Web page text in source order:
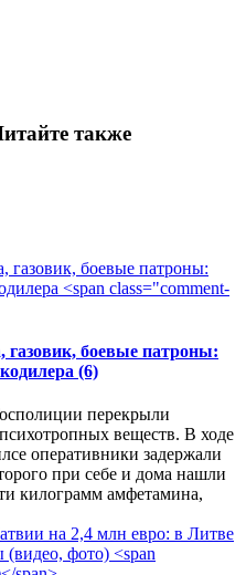
также
боевые патроны:
(6)
перекрыли
веществ. В ходе
оперативники задержали
при себе и дома нашли
килограмм амфетамина,